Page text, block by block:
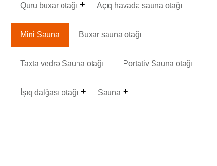
Quru buxar otağı Açıq havada sauna otağı
Mini Sauna Buxar sauna otağı
Taxta vedrə Sauna otağı Portativ Sauna otağı
İşıq dalğası otağı Sauna